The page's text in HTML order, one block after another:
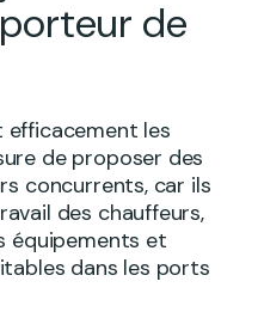
de
efficacement les
de proposer des
concurrents, car ils
des chauffeurs,
équipements et
dans les ports